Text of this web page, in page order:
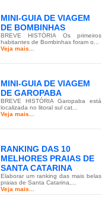
MINI-GUIA DE VIAGEM
DE BOMBINHAS
BREVE HISTÓRIA Os primeiros
habitantes de Bombinhas foram o...
Veja mais...
MINI-GUIA DE VIAGEM
DE GAROPABA
BREVE HISTÓRIA Garopaba está
localizada no litoral sul cat...
Veja mais...
RANKING DAS 10
MELHORES PRAIAS DE
SANTA CATARINA
Elaborar um ranking das mais belas
praias de Santa Catarina,...
Veja mais...